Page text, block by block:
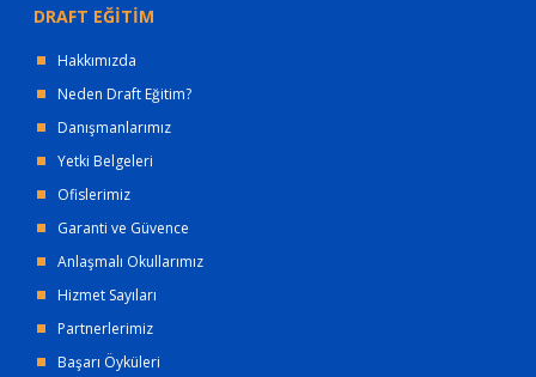
DRAFT EĞİTİM
Hakkımızda
Neden Draft Eğitim?
Danışmanlarımız
Yetki Belgeleri
Ofislerimiz
Garanti ve Güvence
Anlaşmalı Okullarımız
Hizmet Sayıları
Partnerlerimiz
Başarı Öyküleri